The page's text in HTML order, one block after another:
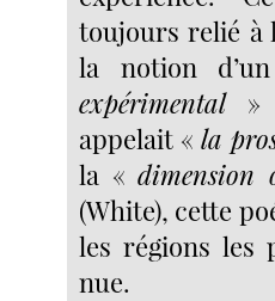
toujours relié à
la notion
expérimental»
appelait «la
la «dimension
(White), cette
les régions les
nue.